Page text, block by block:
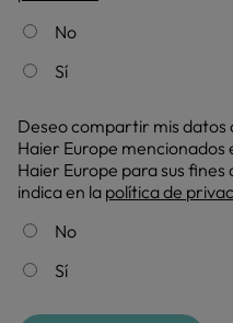
No
Sí
Deseo compartir mis datos
Haier Europe mencionados
Haier Europe para sus
indica en la política de
No
Sí